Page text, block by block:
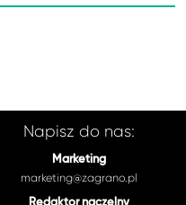
Napisz do nas:
Marketing
marketing@zagrano.pl
Redaktor naczelny